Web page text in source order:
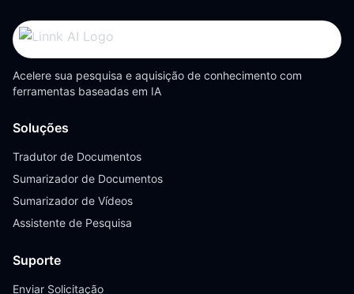
Acelere sua pesquisa e aquisição de conhecimento com
ferramentas baseadas em IA
Soluções
Tradutor de Documentos
Sumarizador de Documentos
Sumarizador de Vídeos
Assistente de Pesquisa
Suporte
Enviar Solicitação